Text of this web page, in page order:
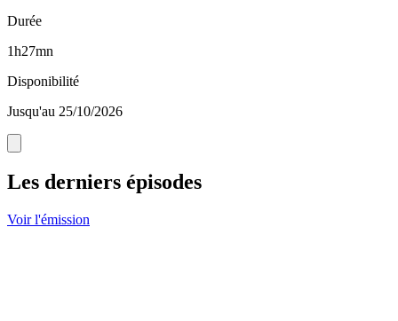
Durée
1h27mn
Disponibilité
Jusqu'au 25/10/2026
Les derniers épisodes
Voir l'émission